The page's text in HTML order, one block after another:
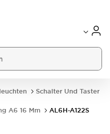
Schalter Und Taster
A6 16 Mm
AL6H-A122S